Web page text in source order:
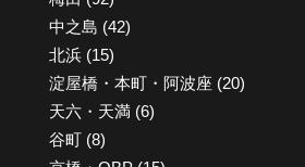
中之島 (42)
北浜 (15)
淀屋橋・本町・阿波座 (20)
天六・天満 (6)
谷町 (8)